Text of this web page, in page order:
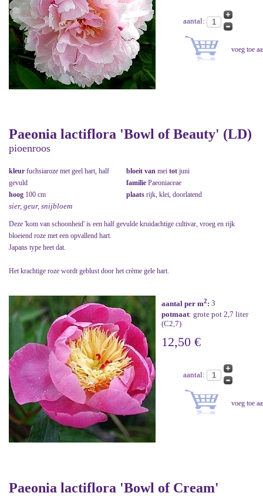
aantal:
Paeonia lactiflora 'Bowl of Beauty' (LD)
pioenroos
kleur fuchsiaroze met geel hart, half
gevuld
bloeit van mei tot juni
familie Paeoniaceae
hoog 100 cm plaats rijk, klei, doorlatend
sier, geur, snijbloem
Deze 'kom van schoonheid' is een half gevulde kruidachtige cultivar, vroeg en rijk
bloeiend roze met een opvallend hart.
Japans type heet dat.
Het krachtige roze wordt geblust door het crème gele hart.
aantal per m2: 3
potmaat: grote pot 2,7 liter
(C2,7)
12,50 €
aantal:
Paeonia lactiflora 'Bowl of Cream'